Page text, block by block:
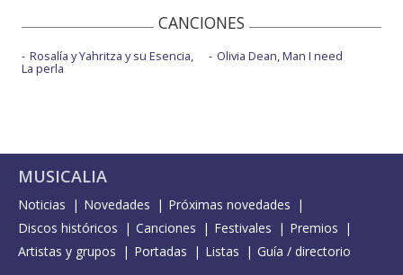
CANCIONES
Rosalía y Yahritza y su Esencia,
La perla
Olivia Dean, Man I need
MUSICALIA
Noticias Novedades
Próximas novedades
Discos históricos
Canciones Festivales
Premios
Artistas y grupos
Portadas Listas Guía / directorio